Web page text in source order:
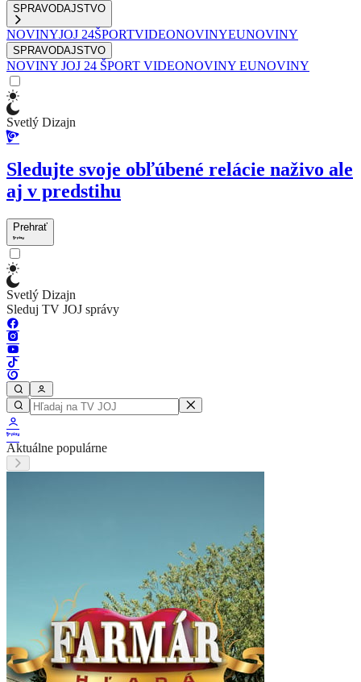
SPRAVODAJSTVO
NOVINYJOJ 24ŠPORTVIDEONOVINYEUNOVINY
SPRAVODAJSTVO
NOVINY JOJ 24 ŠPORT VIDEONOVINY EUNOVINY
Svetlý Dizajn
Sledujte svoje obľúbené relácie naživo ale
aj v predstihu
Prehrať
Svetlý Dizajn
Sleduj TV JOJ správy
Aktuálne populárne